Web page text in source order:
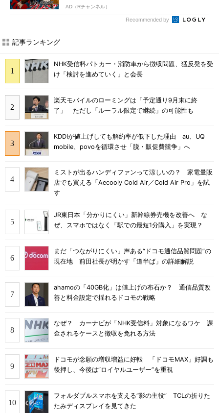
AD（Rチャンネル）
Recommended by
記事ランキング
NHK受信料パトカー・消防車から徴収問題、猛反発を受
け「検討を進めていく」と会長
楽天モバイルのローミングは「予定通り9月末に終
了」 ただし「ルーラル限定で継続」の可能性も
KDDIが値上げしても解約率が低下した理由 au、UQ
mobile、povoを循環させ「脱・販促費競争」へ
ミストが出るハンディファンって涼しいの？ 家電量販
店でも買える「Aecooly Cold Air／Cold Air Pro」を試
す
JR東日本「分かりにくい」新幹線券売機を改善へ な
ぜ、スマホではなく「駅での最短1分購入」を実現？
まだ「つながりにくい」声ある“ドコモ通信品質問題”の
現在地 前田社長が明かす「道半ば」の詳細解説
ahamoの「40GB化」は値上げの布石か？ 通信品質改
善と料金設定で揺れるドコモの戦略
なぜ？ カーナビが「NHK受信料」対象になるワケ 課
金されるケースと徴収を免れる方法
ドコモが念願の増収増益に好転 「ドコモMAX」好調も
後押し、今後は“ロイヤルユーザー”を重視
フォルダブルスマホを支える“影の主役” TCLの折りた
たみディスプレイを見てきた